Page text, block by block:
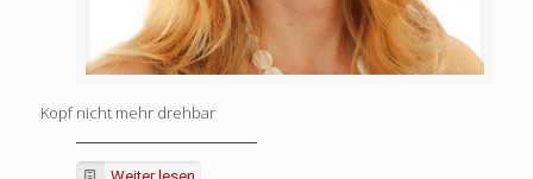
Kopf nicht mehr drehbar